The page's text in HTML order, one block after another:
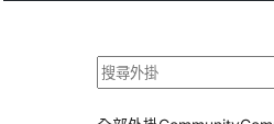
搜